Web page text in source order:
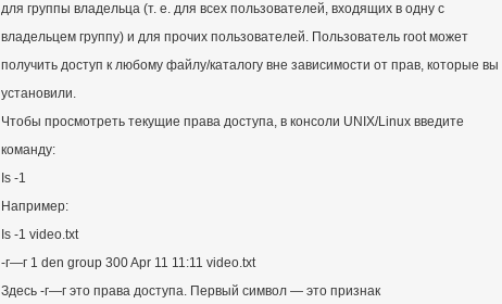
для группы владельца (т. е. для всех пользователей, входящих в одну с
владельцем группу) и для прочих пользователей. Пользователь root может
получить доступ к любому файлу/каталогу вне зависимости от прав, которые вы
установили.
Чтобы просмотреть текущие права доступа, в консоли UNIX/Linux введите
команду:
Is -1
Например:
Is -1 video.txt
-г—г 1 den group 300 Apr 11 11:11 video.txt
Здесь -г—г это права доступа. Первый символ — это признак